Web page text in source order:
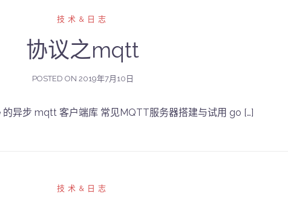
技术&日志
协议之mqtt
POSTED ON 2019年7月10日
异步 mqtt 客户端库 常见MQTT服务器搭建与试用 go […]
技术&日志